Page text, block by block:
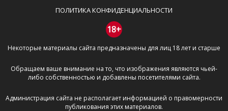
призывы к насилию и высказывания,
направленные на разжигание расовой,
межнациональной и религиозной розни —
пожалейте наших модераторов, они кстати
очень славные ребята, поверьте.
буквами.
Не копируйте рецензии с других сайтов, нам
важно именно ваше мнение.
Не размещайте рекламу!
ПОЛИТИКА КОНФИДЕНЦИАЛЬНОСТИ
18+
Некоторые материалы сайта предназначены для лиц 18 лет и старше
Обращаем ваше внимание на то, что изображения являются чьей-
либо собственностью и добавлены посетителями сайта.
Администрация сайта не располагает информацией о правомерности
публикования этих материалов.